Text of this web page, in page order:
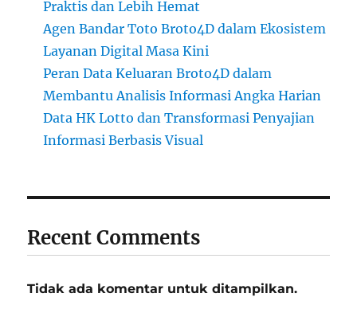
Praktis dan Lebih Hemat
Agen Bandar Toto Broto4D dalam Ekosistem
Layanan Digital Masa Kini
Peran Data Keluaran Broto4D dalam
Membantu Analisis Informasi Angka Harian
Data HK Lotto dan Transformasi Penyajian
Informasi Berbasis Visual
Recent Comments
Tidak ada komentar untuk ditampilkan.